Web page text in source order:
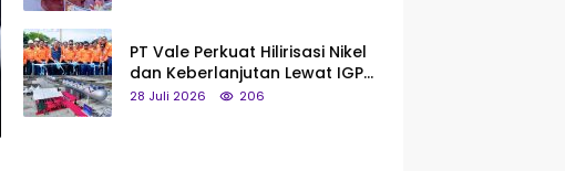
PT Vale Perkuat Hilirisasi Nikel
dan Keberlanjutan Lewat IGP
Morowali
28 Juli 2026 206